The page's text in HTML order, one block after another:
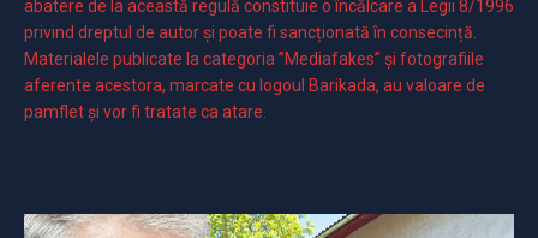
abatere de la această regulă constituie o încălcare a Legii 8/1996
privind dreptul de autor și poate fi sancționată în consecință.
Materialele publicate la categoria ”Mediafakes” și fotografiile
aferente acestora, marcate cu logoul Barikada, au valoare de
pamflet și vor fi tratate ca atare.